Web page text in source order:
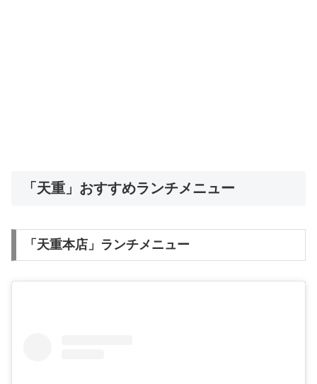
「天重」おすすめランチメニュー
「天重本店」ランチメニュー